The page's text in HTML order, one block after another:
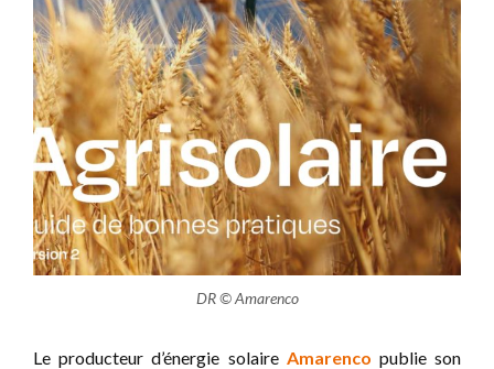
DR © Amarenco
Le producteur d’énergie solaire Amarenco publie son